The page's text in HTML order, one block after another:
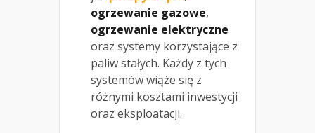
ogrzewanie gazowe,
ogrzewanie elektryczne
oraz systemy korzystające z
paliw stałych. Każdy z tych
systemów wiąże się z
różnymi kosztami inwestycji
oraz eksploatacji.